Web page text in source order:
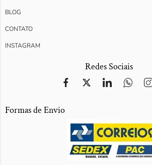
BLOG
CONTATO
INSTAGRAM
Redes Sociais
Formas de Envio